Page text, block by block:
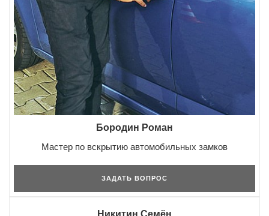
Бородин Роман
Мастер по вскрытию автомобильных замков
ЗАДАТЬ ВОПРОС